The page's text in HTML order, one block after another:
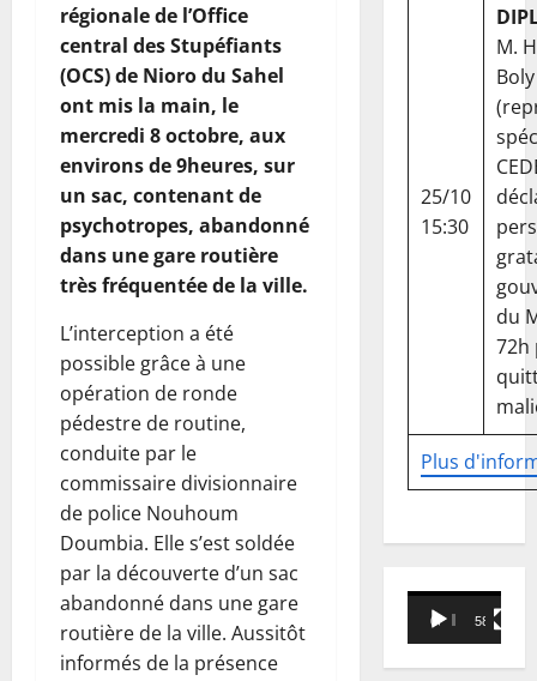
régionale de l’Office
central des Stupéfiants
(OCS) de Nioro du Sahel
ont mis la main, le
mercredi 8 octobre, aux
environs de 9heures, sur
un sac, contenant de
psychotropes, abandonné
dans une gare routière
très fréquentée de la ville.
L’interception a été
possible grâce à une
opération de ronde
pédestre de routine,
conduite par le
commissaire divisionnaire
de police Nouhoum
Doumbia. Elle s’est soldée
par la découverte d’un sac
abandonné dans une gare
routière de la ville. Aussitôt
informés de la présence
Plus
25/10
15:30
M.
Boly
du
72h
Lecteur
vidéo
00:00 58:18